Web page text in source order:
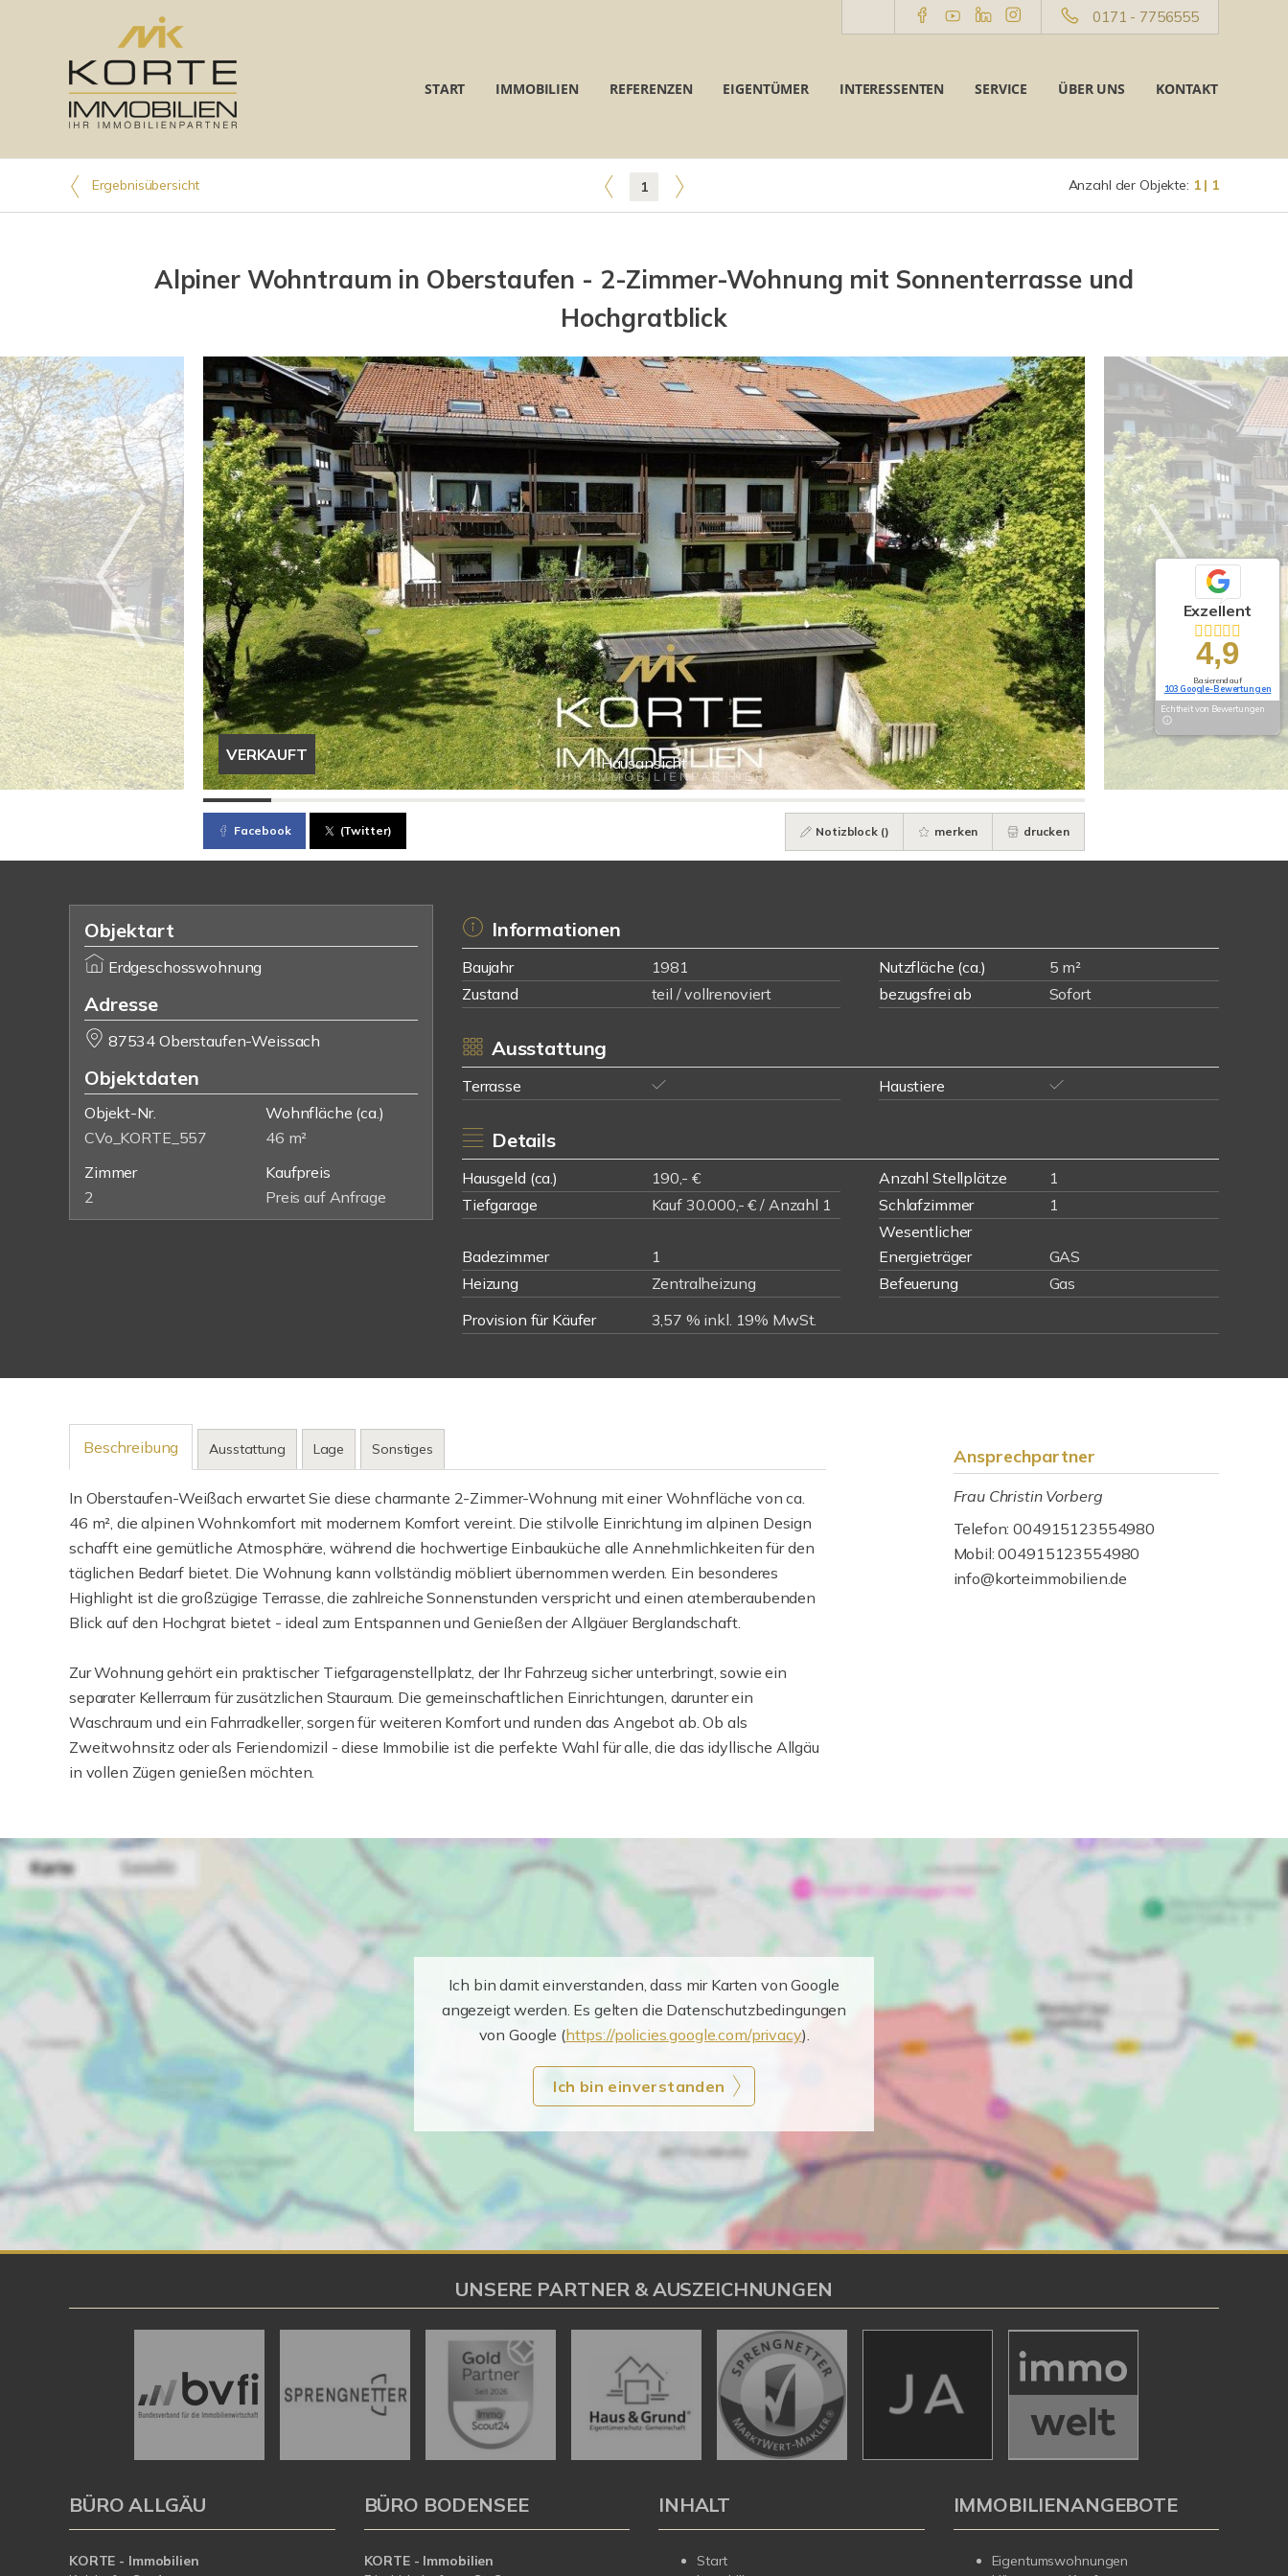
0171 - 7756555
START IMMOBILIEN REFERENZEN EIGENTÜMER INTERESSENTEN SERVICE ÜBER UNS KONTAKT
Ergebnisübersicht 1 Anzahl der Objekte: 1 | 1
Alpiner Wohntraum in Oberstaufen - 2-Zimmer-Wohnung mit Sonnenterrasse und
Hochgratblick
Hausansicht
VERKAUFT
Facebook (Twitter) Notizblock () merken drucken
Objektart
Erdgeschosswohnung
Adresse
87534 Oberstaufen-Weissach
Objektdaten
Objekt-Nr.
CVo_KORTE_557
Wohnfläche (ca.)
46 m²
Zimmer
2
Kaufpreis
Preis auf Anfrage
Informationen
Baujahr 1981 Nutzfläche (ca.)
5 m²
Zustand
teil / vollrenoviert bezugsfrei ab Sofort
Ausstattung
Terrasse Haustiere
Details
Hausgeld (ca.) 190,- € Anzahl Stellplätze
1
Tiefgarage
Kauf 30.000,- € / Anzahl 1 Schlafzimmer 1
Badezimmer 1
Wesentlicher
Energieträger
GAS
Heizung
Zentralheizung Befeuerung
Gas
Provision für Käufer
3,57 % inkl. 19% MwSt.
Beschreibung Ausstattung Lage Sonstiges
In Oberstaufen-Weißach erwartet Sie diese charmante 2-Zimmer-Wohnung mit einer Wohnfläche von ca.
46 m², die alpinen Wohnkomfort mit modernem Komfort vereint. Die stilvolle Einrichtung im alpinen Design
schafft eine gemütliche Atmosphäre, während die hochwertige Einbauküche alle Annehmlichkeiten für den
täglichen Bedarf bietet. Die Wohnung kann vollständig möbliert übernommen werden. Ein besonderes
Highlight ist die großzügige Terrasse, die zahlreiche Sonnenstunden verspricht und einen atemberaubenden
Blick auf den Hochgrat bietet - ideal zum Entspannen und Genießen der Allgäuer Berglandschaft.
Zur Wohnung gehört ein praktischer Tiefgaragenstellplatz, der Ihr Fahrzeug sicher unterbringt, sowie ein
separater Kellerraum für zusätzlichen Stauraum. Die gemeinschaftlichen Einrichtungen, darunter ein
Waschraum und ein Fahrradkeller, sorgen für weiteren Komfort und runden das Angebot ab. Ob als
Zweitwohnsitz oder als Feriendomizil - diese Immobilie ist die perfekte Wahl für alle, die das idyllische Allgäu
in vollen Zügen genießen möchten.
Ansprechpartner
Frau Christin Vorberg
Telefon: 004915123554980
Mobil: 004915123554980
info@korteimmobilien.de
Ich bin damit einverstanden, dass mir Karten von Google
angezeigt werden. Es gelten die Datenschutzbedingungen
von Google (https://policies.google.com/privacy).
Ich bin einverstanden
Exzellent
4,9
Basierend auf
103 Google-Bewertungen
Echtheit von Bewertungen
UNSERE PARTNER & AUSZEICHNUNGEN
BÜRO ALLGÄU
KORTE - Immobilien
BÜRO BODENSEE
KORTE - Immobilien
INHALT
Start
IMMOBILIENANGEBOTE
Eigentumswohnungen